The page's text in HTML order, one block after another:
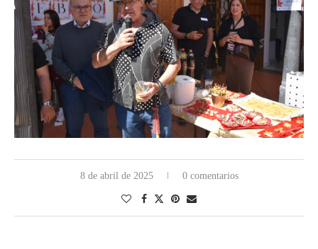
8 de abril de 2025 0 comentarios